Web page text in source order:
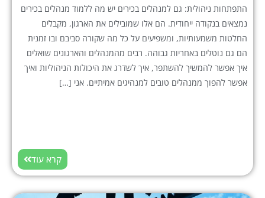
התפתחות ניהולית: גם למנהלים בכירים יש מה ללמוד מנהלים בכירים
נמצאים בנקודה ייחודית. הם אלו שמובילים את הארגון, מקבלים
החלטות משמעותיות, ומשפיעים על כל מה שקורה סביבם ובו זמנית
הם גם נוטלים באחריות גבוהה. רבים מהמנהלים והארגונים שואלים
איך אפשר להמשיך להשתפר, איך לשדרג את היכולות הניהוליות ואיך
אפשר להפוך ממנהלים טובים למנהיגים אמיתיים. אני […]
קרא עוד